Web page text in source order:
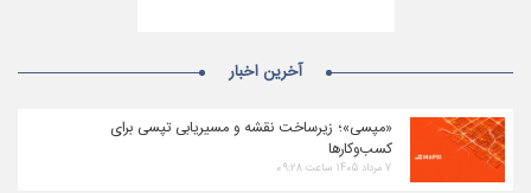
آخرین اخبار
«مپسی»؛ زیرساخت نقشه و مسیریابی تپسی برای
کسب‌وکارها
۷ مرداد ۱۴۰۵ ساعت ۰۹:۲۸